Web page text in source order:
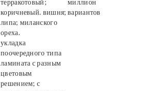
терракотовый;
коричневый. вишня;
липа; миланского
ореха.
миллион
вариантов
укладка
поочередного типа
ламината с разным
цветовым
решением; с